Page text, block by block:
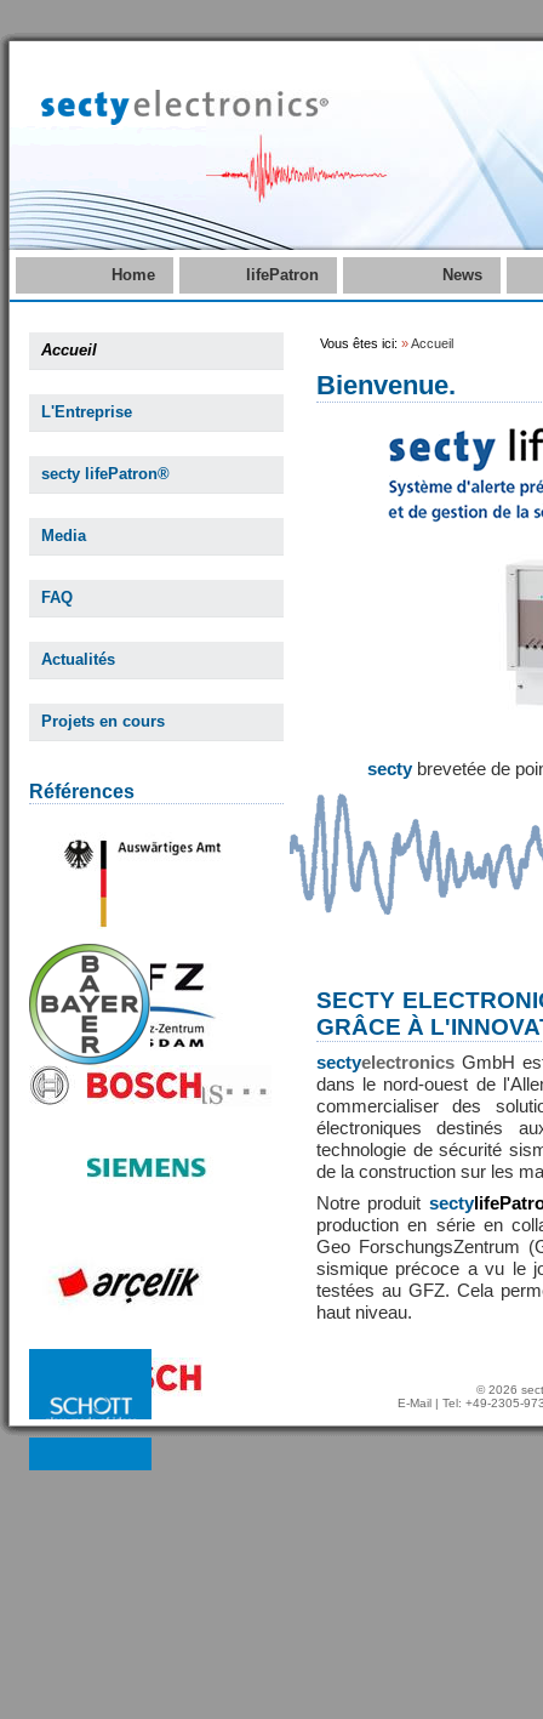
Home lifePatron News
Accueil
L'Entreprise
secty lifePatron®
Media
FAQ
Actualités
Projets en cours
Références
Vous êtes ici: »Accueil
Bienvenue.
secty brevetée de
SECTY
GRÂCE À
sectyelectronics GmbH
dans le nord-ouest de
commercialiser des
électroniques destinés
technologie de sécurité
de la construction sur les
Notre produit secty
production en série en
Geo ForschungsZentrum
sismique précoce a vu le
testées au GFZ. Cela
haut niveau.
© 2026
E-Mail | Tel: +49-2305-